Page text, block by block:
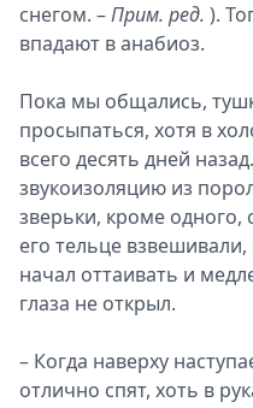
снегом. –Прим. ред. ).
впадают в анабиоз.
Пока мы общались,
просыпаться, хотя в
всего десять дней
звукоизоляцию из
зверьки, кроме одного,
его тельце
начал оттаивать и
глаза не открыл.
– Когда наверху
отлично спят, хоть в